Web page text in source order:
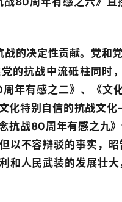
战的决定性贡献。党和
的抗战中流砥柱同时
年有感之二》、《文
化特别自信的抗战文
战80周年有感之九》
以不容辩驳的事实，
和人民武装的发展壮